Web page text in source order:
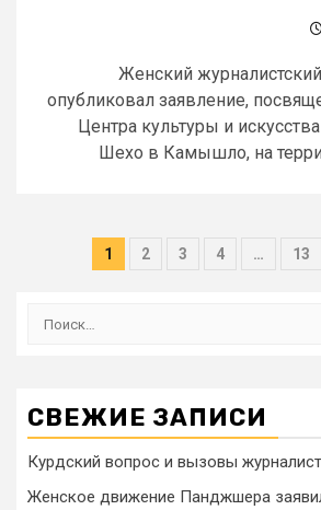
Женский
опубликовал заявление,
Центра культуры и
Шехо в Камышло, на
1 2 3 4 … 13
СВЕЖИЕ ЗАПИСИ
Курдский вопрос и вызовы
Женское движение Панджшера